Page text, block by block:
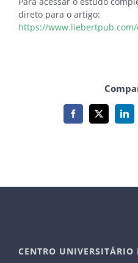
direto para o artigo:
https://www.liebertpub.com/
Facebook
X
CENTRO UNIVERSITÁRIO